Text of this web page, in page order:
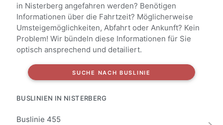
in Nisterberg angefahren werden? Benötigen
Informationen über die Fahrtzeit? Möglicherweise
Umsteigemöglichkeiten, Abfahrt oder Ankunft? Kein
Problem! Wir bündeln diese Informationen für Sie
optisch ansprechend und detailiert.
SUCHE NACH BUSLINIE
BUSLINIEN IN NISTERBERG
Buslinie 455